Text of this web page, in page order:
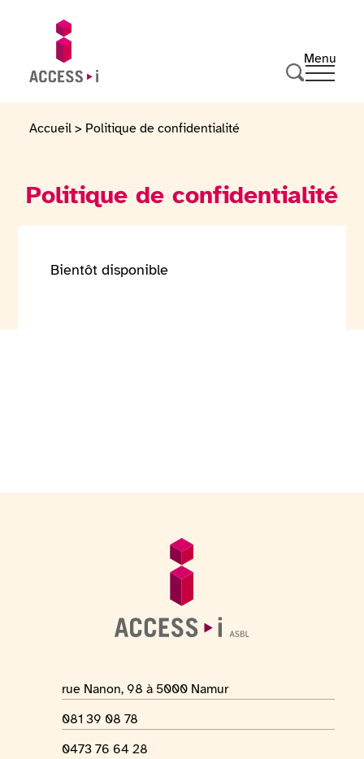
Passer au contenu
Menu
Ouvrir
Accueil > Politique de confidentialité
Politique de confidentialité
Bientôt disponible
Informations générales
Adresse du lieu
rue Nanon, 98 à 5000 Namur
Numéro de téléphone
081 39 08 78
Numéro Whatsapp
0473 76 64 28